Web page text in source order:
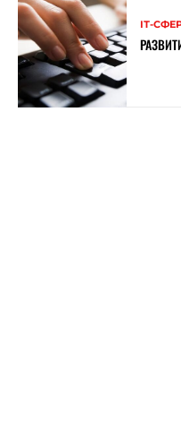
ІТ-